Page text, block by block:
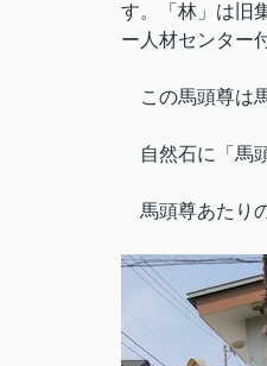
す。「林」は旧
ー人材センター
この馬頭尊は
自然石に「馬
馬頭尊あたり